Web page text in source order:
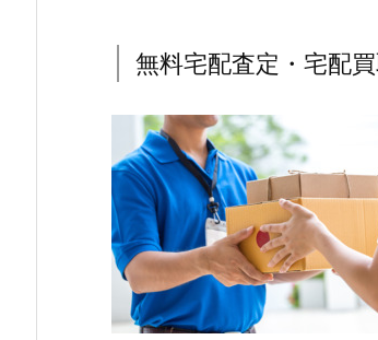
無料宅配査定・宅配